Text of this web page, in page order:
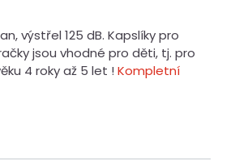
výstřel 125 dB. Kapslíky pro
jsou vhodné pro děti, tj. pro
4 roky až 5 let !Kompletní